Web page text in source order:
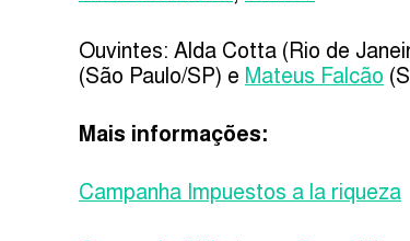
Ouvintes: Alda Cotta (Rio de
(São Paulo/SP) e Mateus Falcão
Mais informações:
Campanha Impuestos a la riqueza